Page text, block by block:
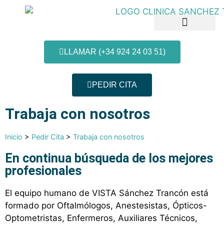
LLAMAR (+34 924 24 03 51)
PEDIR CITA
Trabaja con nosotros
Inicio > Pedir Cita > Trabaja con nosotros
En continua búsqueda de los mejores
profesionales
El equipo humano de VISTA Sánchez Trancón está
formado por Oftalmólogos, Anestesistas, Ópticos-
Optometristas, Enfermeros, Auxiliares Técnicos,